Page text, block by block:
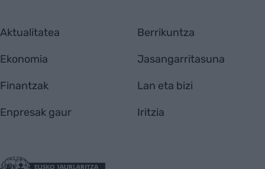
Aktualitatea
Ekonomia
Finantzak
Enpresak gaur
Berrikuntza
Jasangarritasuna
Lan eta bizi
Iritzia